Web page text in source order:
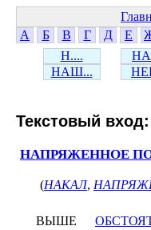
А
Б В Г Д Е
Н....
НАШ...
Текстовый вход:
НАПРЯЖЕННОЕ
(НАКАЛ,
ВЫШЕ